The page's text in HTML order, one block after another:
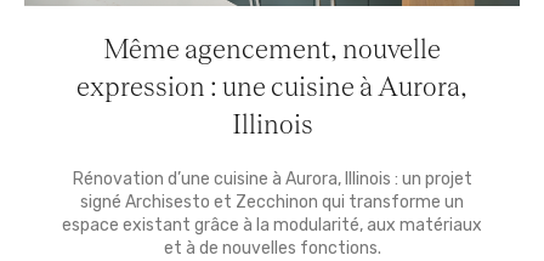
Même agencement, nouvelle
expression : une cuisine à Aurora,
Illinois
Rénovation d’une cuisine à Aurora, Illinois : un projet
signé Archisesto et Zecchinon qui transforme un
espace existant grâce à la modularité, aux matériaux
et à de nouvelles fonctions.